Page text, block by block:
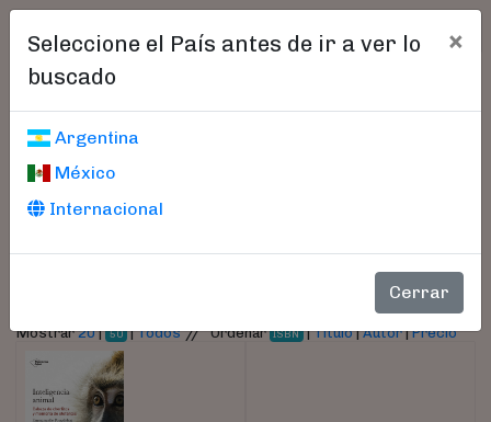
Seleccione el País antes de ir a ver lo
buscado
×
Argentina
México
Internacional
Cerrar
Libros encontrados
Parámetros
Mostrar20| 50 |Todos//Ordenar ISBN |Título|Autor|Precio